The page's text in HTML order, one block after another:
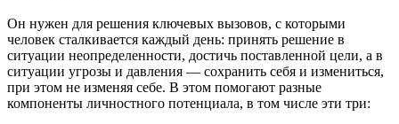
Он нужен для решения ключевых вызовов, с которыми
человек сталкивается каждый день: принять решение в
ситуации неопределенности, достичь поставленной цели, а в
ситуации угрозы и давления — сохранить себя и измениться,
при этом не изменяя себе. В этом помогают разные
компоненты личностного потенциала, в том числе эти три: